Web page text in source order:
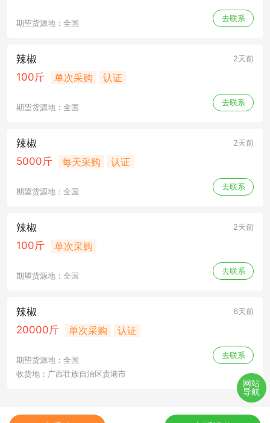
期望货源地：全国
去联系
辣椒 2天前
100斤 单次采购 认证
期望货源地：全国
去联系
辣椒 2天前
5000斤 每天采购 认证
期望货源地：全国
去联系
辣椒 2天前
100斤 单次采购
期望货源地：全国
去联系
辣椒 6天前
20000斤 单次采购 认证
期望货源地：全国
去联系
收货地：广西壮族自治区贵港市
网站
导航